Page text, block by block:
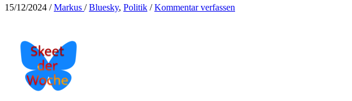
15/12/2024 /Markus /Bluesky, Politik /Kommentar verfassen